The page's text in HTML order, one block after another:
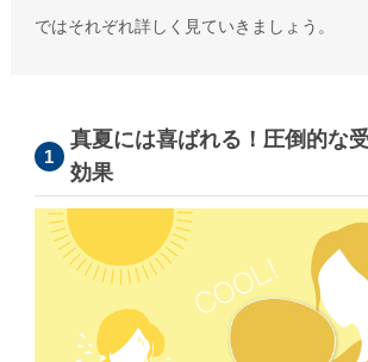
学校(運動会・文化祭)
うちわコラム
HOW TO うちわ作り
デザインのコツ
うちわ広告について
ではそれぞれ詳しく見ていきましょう。
真夏には喜ばれる！圧倒的な
効果